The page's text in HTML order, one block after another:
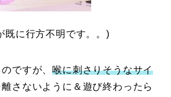
既に行方不明です。。)
ですが、喉に刺さりそうなサイ
さないように＆遊び終わったら